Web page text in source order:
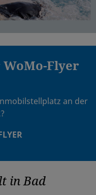
Flyer
an der
?
in Bad